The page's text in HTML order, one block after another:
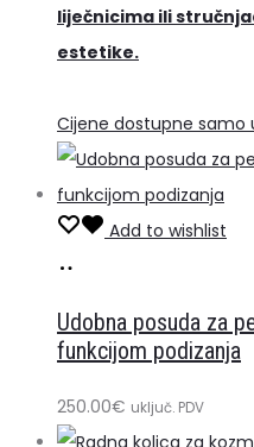
liječnicima ili
estetike.
Cijene dostupne samo
Add to wishlist
košaricu
Udobna posuda za
funkcijom podizanja
250.00€ uključ. PDV